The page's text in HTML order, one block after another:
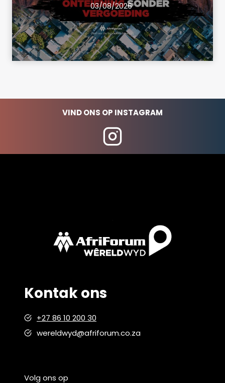
03/08/2026
VIND ONS OP INSTAGRAM
Kontak ons
+27 86 10 200 30
wereldwyd@afriforum.co.za
Volg ons op